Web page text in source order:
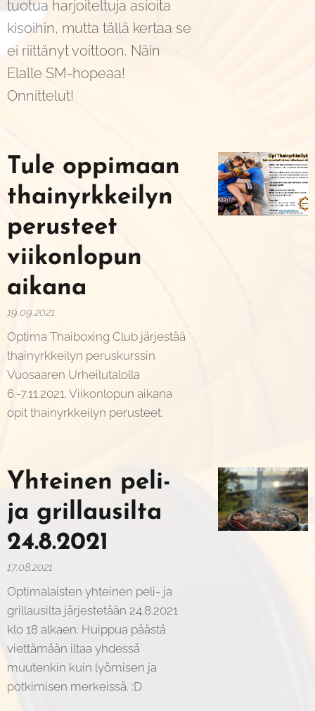
tuotua harjoiteltuja asioita
kisoihin, mutta tällä kertaa se
ei riittänyt voittoon. Näin
Elalle SM-hopeaa!
Onnittelut!
Tule oppimaan
thainyrkkeilyn
perusteet
viikonlopun
aikana
19.09.2021
Optima Thaiboxing Club järjestää
thainyrkkeilyn peruskurssin
Vuosaaren Urheilutalolla
6.-7.11.2021. Viikonlopun aikana
opit thainyrkkeilyn perusteet.
Yhteinen peli-
ja grillausilta
24.8.2021
17.08.2021
Optimalaisten yhteinen peli- ja
grillausilta järjestetään 24.8.2021
klo 18 alkaen. Huippua päästä
viettämään iltaa yhdessä
muutenkin kuin lyömisen ja
potkimisen merkeissä. :D